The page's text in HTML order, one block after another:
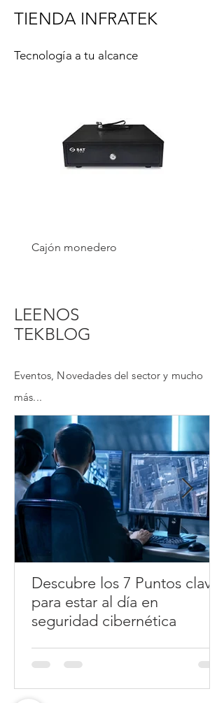
TIENDA INFRATEK
Tecnología a tu alcance
Cajón monedero
LEENOS
TEKBLOG
Eventos, Novedades del sector y mucho
más...
Descubre los 7 Puntos claves
para estar al día en
seguridad cibernética